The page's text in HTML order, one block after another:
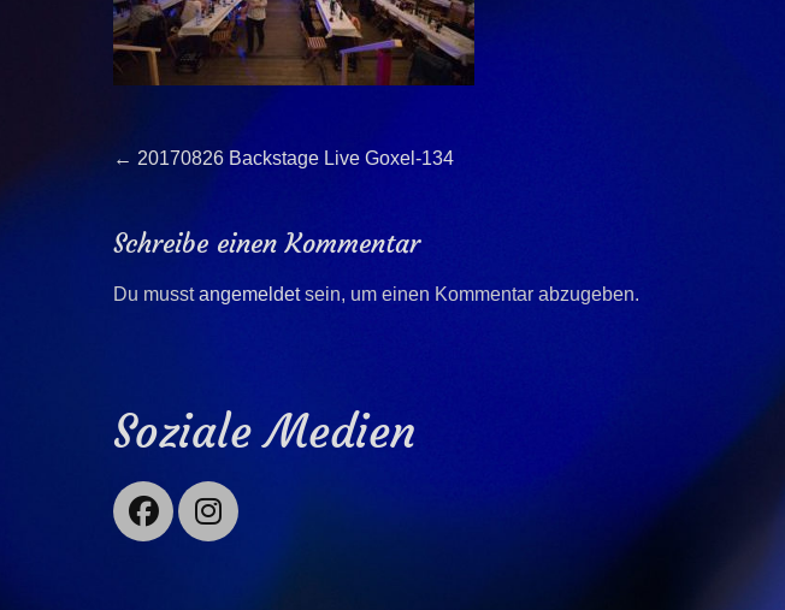
Beitragsnavigation
← Previous
20170826 Backstage Live Goxel-134
Schreibe einen Kommentar
Du musstangemeldetsein, um einen Kommentar abzugeben.
Soziale Medien
Facebook
Instagram